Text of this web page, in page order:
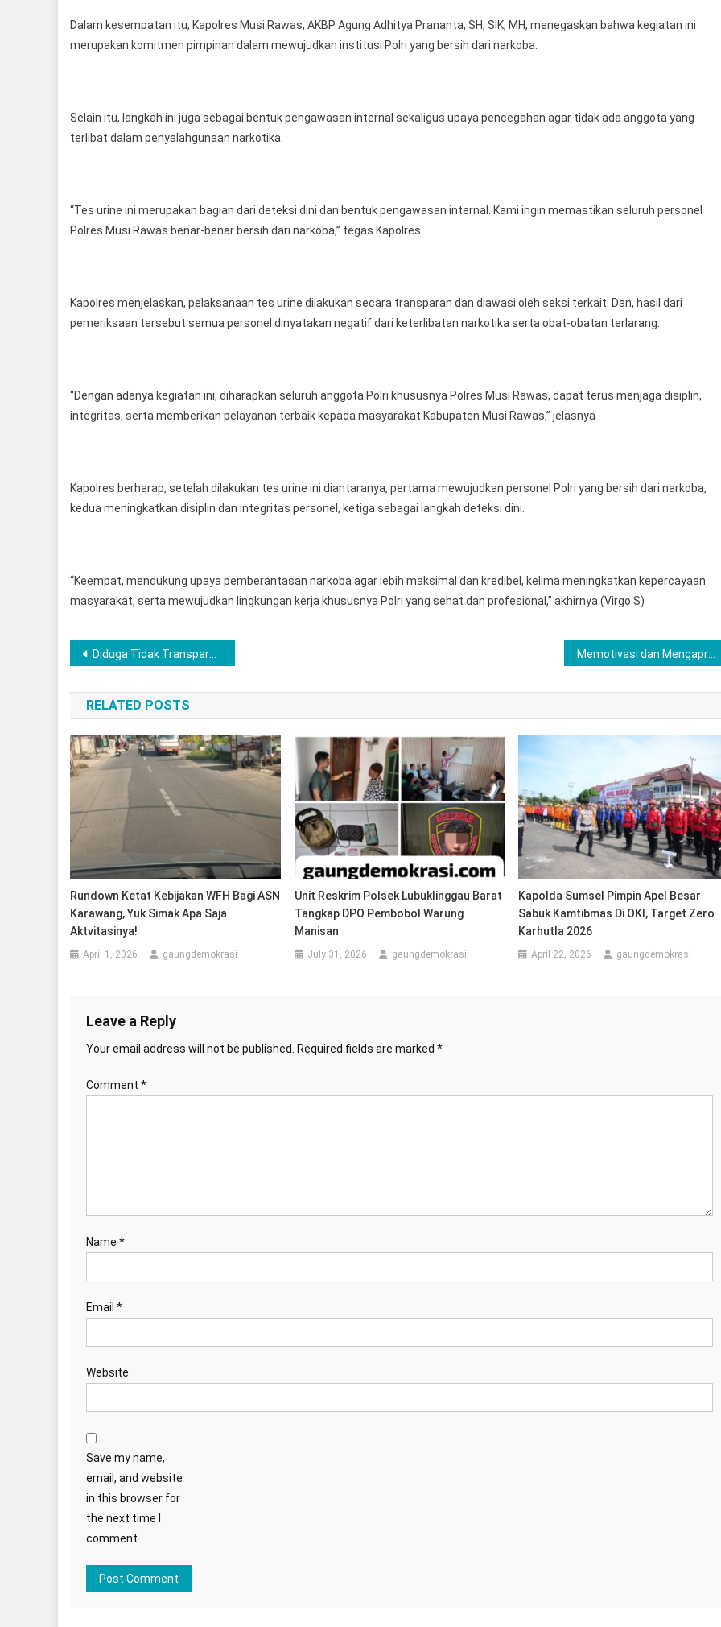
Dalam kesempatan itu, Kapolres Musi Rawas, AKBP Agung Adhitya Prananta, SH, SIK, MH, menegaskan bahwa kegiatan ini
merupakan komitmen pimpinan dalam mewujudkan institusi Polri yang bersih dari narkoba.
Selain itu, langkah ini juga sebagai bentuk pengawasan internal sekaligus upaya pencegahan agar tidak ada anggota yang
terlibat dalam penyalahgunaan narkotika.
“Tes urine ini merupakan bagian dari deteksi dini dan bentuk pengawasan internal. Kami ingin memastikan seluruh personel
Polres Musi Rawas benar-benar bersih dari narkoba,” tegas Kapolres.
Kapolres menjelaskan, pelaksanaan tes urine dilakukan secara transparan dan diawasi oleh seksi terkait. Dan, hasil dari
pemeriksaan tersebut semua personel dinyatakan negatif dari keterlibatan narkotika serta obat-obatan terlarang.
“Dengan adanya kegiatan ini, diharapkan seluruh anggota Polri khususnya Polres Musi Rawas, dapat terus menjaga disiplin,
integritas, serta memberikan pelayanan terbaik kepada masyarakat Kabupaten Musi Rawas,” jelasnya
Kapolres berharap, setelah dilakukan tes urine ini diantaranya, pertama mewujudkan personel Polri yang bersih dari narkoba,
kedua meningkatkan disiplin dan integritas personel, ketiga sebagai langkah deteksi dini.
“Keempat, mendukung upaya pemberantasan narkoba agar lebih maksimal dan kredibel, kelima meningkatkan kepercayaan
masyarakat, serta mewujudkan lingkungan kerja khususnya Polri yang sehat dan profesional,” akhirnya.(Virgo S)
Post
navigation
Diduga Tidak Transparan, Pembagian Advertorial DPRD Lubuklinggau Disorot Wartawan
RELATED POSTS
Rundown Ketat Kebijakan WFH Bagi ASN
Karawang, Yuk Simak Apa Saja
Aktvitasinya!
April 1, 2026 gaungdemokrasi
Unit Reskrim Polsek Lubuklinggau Barat
Tangkap DPO Pembobol Warung
Manisan
July 31, 2026 gaungdemokrasi
Kapolda Sumsel Pimpin Apel Besar
Sabuk Kamtibmas Di OKI, Target Zero
Karhutla 2026 ⠀
April 22, 2026 gaungdemokrasi
Leave a Reply
Your email address will not be published. Required fields are marked *
Comment *
Name *
Email *
Website
Save my name,
email, and website
in this browser for
the next time I
comment.